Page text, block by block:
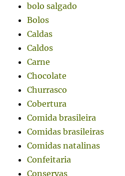
bolo salgado
Bolos
Caldas
Caldos
Carne
Chocolate
Churrasco
Cobertura
Comida brasileira
Comidas brasileiras
Comidas natalinas
Confeitaria
Conservas